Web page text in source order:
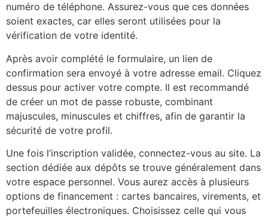
numéro de téléphone. Assurez-vous que ces données
soient exactes, car elles seront utilisées pour la
vérification de votre identité.
Après avoir complété le formulaire, un lien de
confirmation sera envoyé à votre adresse email. Cliquez
dessus pour activer votre compte. Il est recommandé
de créer un mot de passe robuste, combinant
majuscules, minuscules et chiffres, afin de garantir la
sécurité de votre profil.
Une fois l’inscription validée, connectez-vous au site. La
section dédiée aux dépôts se trouve généralement dans
votre espace personnel. Vous aurez accès à plusieurs
options de financement : cartes bancaires, virements, et
portefeuilles électroniques. Choisissez celle qui vous